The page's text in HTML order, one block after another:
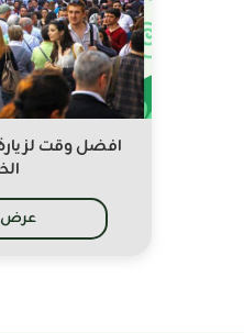
افضل وقت
عرض